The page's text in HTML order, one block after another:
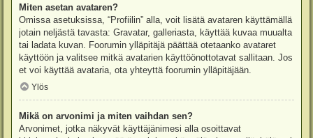
Miten asetan avataren?
Omissa asetuksissa, “Profiilin” alla, voit lisätä avataren käyttämällä
jotain neljästä tavasta: Gravatar, galleriasta, käyttää kuvaa muualta
tai ladata kuvan. Foorumin ylläpitäjä päättää otetaanko avataret
käyttöön ja valitsee mitkä avatarien käyttöönottotavat sallitaan. Jos
et voi käyttää avataria, ota yhteyttä foorumin ylläpitäjään.
Ylös
Mikä on arvonimi ja miten vaihdan sen?
Arvonimet, jotka näkyvät käyttäjänimesi alla osoittavat